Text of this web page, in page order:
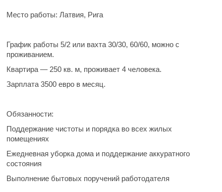
Место работы: Латвия, Рига
График работы 5/2 или вахта 30/30, 60/60, можно с
проживанием.
Квартира — 250 кв. м, проживает 4 человека.
Зарплата 3500 евро в месяц.
Обязанности:
Поддержание чистоты и порядка во всех жилых
помещениях
Ежедневная уборка дома и поддержание аккуратного
состояния
Выполнение бытовых поручений работодателя